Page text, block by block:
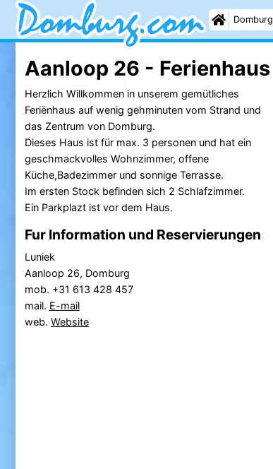
Domburg
Aanloop 26 - Ferienhaus
Herzlich Willkommen in unserem gemütliches
Feriënhaus auf wenig gehminuten vom Strand und
das Zentrum von Domburg.
Dieses Haus ist für max. 3 personen und hat ein
geschmackvolles Wohnzimmer, offene
Küche,Badezimmer und sonnige Terrasse.
Im ersten Stock befinden sich 2 Schlafzimmer.
Ein Parkplazt ist vor dem Haus.
Fur Information und Reservierungen
Luniek
Aanloop 26, Domburg
mob. +31 613 428 457
mail. E-mail
web. Website